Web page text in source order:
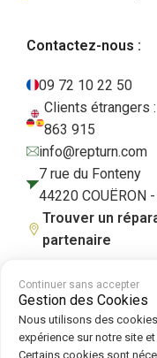
Contactez-nous :
09 72 10 22 50
Clients étrangers
863 915
info@repturn.com
7 rue du Fonteny
44220 COUËRON
Trouver un
partenaire
CGV| Mentions légales
de cookies
Continuer sans accepter
Gestion des Cookies
Nous utilisons des
expérience sur notre site
Certains cookies sont